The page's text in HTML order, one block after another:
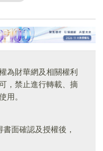
為財華網及相關權利
，禁止進行轉載、摘
用。
書面確認及授權後，